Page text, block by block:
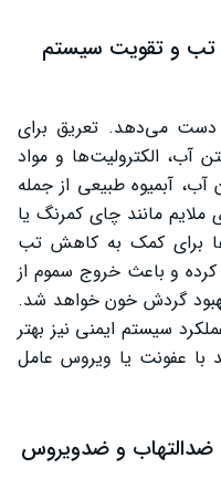
تب و تقویت سیستم
می‌دهد. تعریق برای
الکترولیت‌ها و مواد
آبمیوه طبیعی از جمله
مانند چای کمرنگ یا
برای کمک به کاهش تب
و باعث خروج سموم از
گردش خون خواهد شد.
سیستم ایمنی نیز بهتر
با عفونت یا ویروس عامل
و ضدویروس